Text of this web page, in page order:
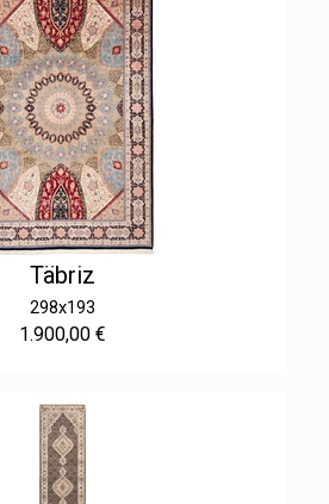
Täbriz
298x193
1.900,00 €